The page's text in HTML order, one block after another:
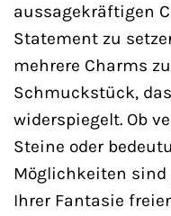
aussagekräftigen
Statement zu
mehrere Charms
Schmuckstück,
widerspiegelt. Ob
Steine oder
Möglichkeiten sind
Ihrer Fantasie